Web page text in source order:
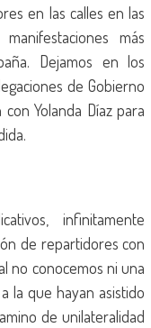
en las calles en las
más
Dejamos en los
de Gobierno
Yolanda Díaz para
infinitamente
de repartidores con
no conocemos ni una
la que hayan asistido
de unilateralidad